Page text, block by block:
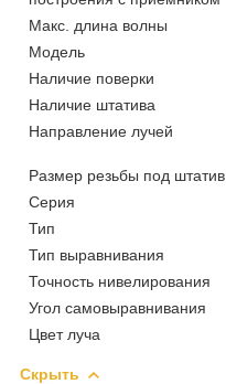
Макс. длина волны
Модель
Наличие поверки
Наличие штатива
Направление лучей
Размер резьбы под штатив
Серия
Тип
Тип выравнивания
Точность нивелирования
Угол самовыравнивания
Цвет луча
Скрыть